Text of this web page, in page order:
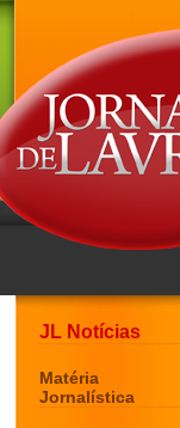
JL Notícias
Matéria
Jornalística